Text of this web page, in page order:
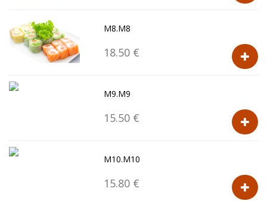
M8.M8
18.50 €
M9.M9
15.50 €
M10.M10
15.80 €